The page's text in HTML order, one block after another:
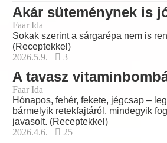
Akár süteménynek is
Faar Ida
Sokak szerint a sárgarépa nem is
(Receptekkel)
2026.5.9.
3
A tavasz
Faar Ida
Hónapos, fehér, fekete, jégcsap –
bármelyik retekfajtáról, mindegyik
javasolt. (Receptekkel)
2026.4.6.
25